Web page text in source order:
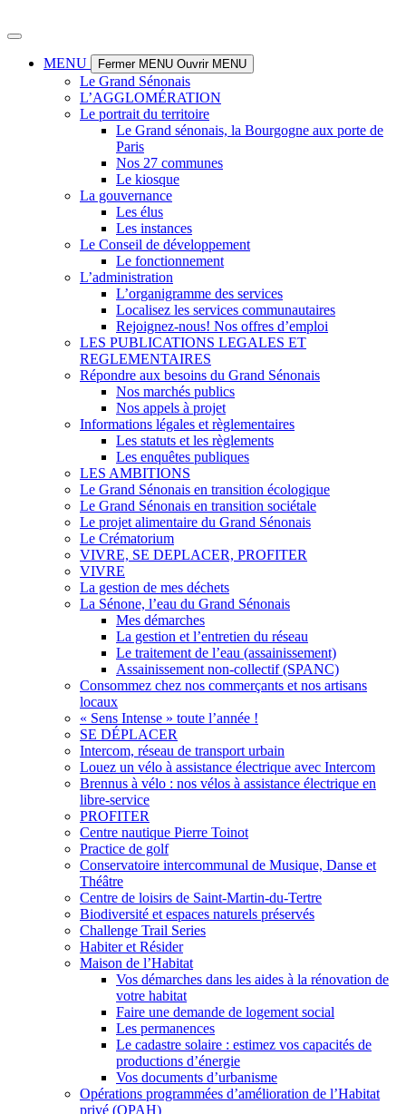
au
MENU
Fermer MENU Ouvrir MENU
Le Grand Sénonais
L’AGGLOMÉRATION
Le portrait du territoire
Le Grand sénonais, la Bourgogne aux porte de
Paris
Nos 27 communes
Le kiosque
La gouvernance
Les élus
Les instances
Le Conseil de développement
Le fonctionnement
L’administration
L’organigramme des services
Localisez les services communautaires
Rejoignez-nous! Nos offres d’emploi
LES PUBLICATIONS LEGALES ET
REGLEMENTAIRES
Répondre aux besoins du Grand Sénonais
Nos marchés publics
Nos appels à projet
Informations légales et règlementaires
Les statuts et les règlements
Les enquêtes publiques
LES AMBITIONS
Le Grand Sénonais en transition écologique
Le Grand Sénonais en transition sociétale
Le projet alimentaire du Grand Sénonais
Le Crématorium
VIVRE, SE DEPLACER, PROFITER
VIVRE
La gestion de mes déchets
La Sénone, l’eau du Grand Sénonais
Mes démarches
La gestion et l’entretien du réseau
Le traitement de l’eau (assainissement)
Assainissement non-collectif (SPANC)
Consommez chez nos commerçants et nos artisans
locaux
« Sens Intense » toute l’année !
SE DÉPLACER
Intercom, réseau de transport urbain
Louez un vélo à assistance électrique avec Intercom
Brennus à vélo : nos vélos à assistance électrique en
libre-service
PROFITER
Centre nautique Pierre Toinot
Practice de golf
Conservatoire intercommunal de Musique, Danse et
Théâtre
Centre de loisirs de Saint-Martin-du-Tertre
Biodiversité et espaces naturels préservés
Challenge Trail Series
Habiter et Résider
Maison de l’Habitat
Vos démarches dans les aides à la rénovation de
votre habitat
Faire une demande de logement social
Les permanences
Le cadastre solaire : estimez vos capacités de
productions d’énergie
Vos documents d’urbanisme
Opérations programmées d’amélioration de l’Habitat
privé (OPAH)